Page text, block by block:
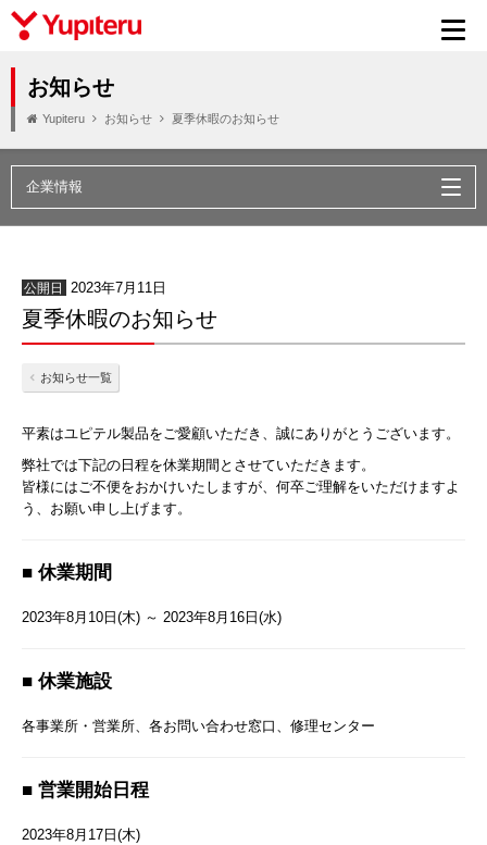
お知らせ
Yupiteru お知らせ 夏季休暇のお知らせ
公開日 2023年7月11日
夏季休暇のお知らせ
お知らせ一覧
平素はユピテル製品をご愛顧いただき、誠にありがとうございます。
弊社では下記の日程を休業期間とさせていただきます。
皆様にはご不便をおかけいたしますが、何卒ご理解をいただけますよ
う、お願い申し上げます。
■ 休業期間
2023年8月10日(木) ～ 2023年8月16日(水)
■ 休業施設
各事業所・営業所、各お問い合わせ窓口、修理センター
■ 営業開始日程
2023年8月17日(木)